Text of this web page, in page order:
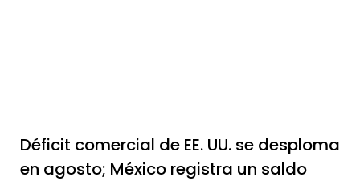
Déficit comercial de EE. UU. se desploma
en agosto; México registra un saldo